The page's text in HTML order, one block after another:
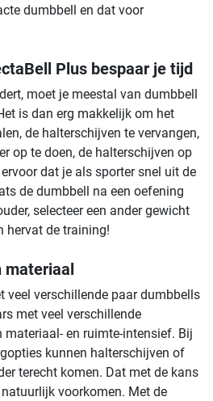
dumbbell en dat voor
Plus bespaar je tijd
moet je meestal van dumbbell
is dan erg makkelijk om het
de halterschijven te vervangen,
op te doen, de halterschijven op
dat je als sporter snel uit de
de dumbbell na een oefening
selecteer een ander gewicht
hervat de training!
materiaal
veel verschillende paar dumbbells
met veel verschillende
materiaal- en ruimte-intensief. Bij
kunnen halterschijven of
terecht komen. Dat met de kans
voorkomen. Met de